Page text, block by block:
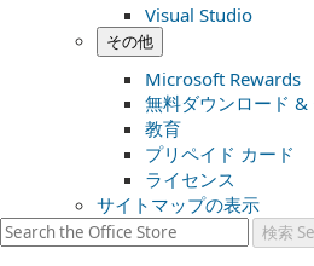
Visual Studio
その他
Microsoft Rewards
無料ダウンロード &
教育
プリペイド カード
ライセンス
サイトマップの表示
検索